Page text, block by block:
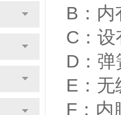
B：内
C：
D：
E：无
F：内